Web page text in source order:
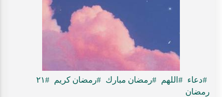
#دعاء #اللهم #رمضان مبارك #رمضان كريم
#٢١
رمضان